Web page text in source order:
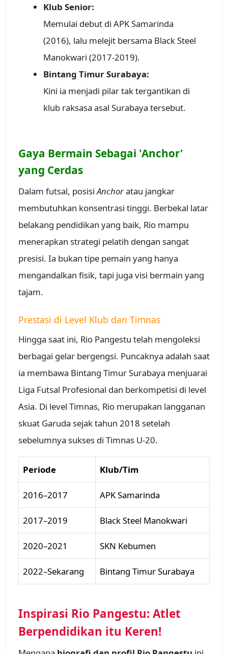
Klub Senior:
Memulai debut di APK Samarinda
(2016), lalu melejit bersama Black Steel
Manokwari (2017-2019).
Bintang Timur Surabaya:
Kini ia menjadi pilar tak tergantikan di
klub raksasa asal Surabaya tersebut.
Gaya Bermain Sebagai 'Anchor'
yang Cerdas
Dalam futsal, posisiAnchoratau jangkar
membutuhkan konsentrasi tinggi. Berbekal latar
belakang pendidikan yang baik, Rio mampu
menerapkan strategi pelatih dengan sangat
presisi. Ia bukan tipe pemain yang hanya
mengandalkan fisik, tapi juga visi bermain yang
tajam.
Prestasi di Level Klub dan Timnas
Hingga saat ini, Rio Pangestu telah mengoleksi
berbagai gelar bergengsi. Puncaknya adalah saat
ia membawa Bintang Timur Surabaya menjuarai
Liga Futsal Profesional dan berkompetisi di level
Asia. Di level Timnas, Rio merupakan langganan
skuat Garuda sejak tahun 2018 setelah
sebelumnya sukses di Timnas U-20.
Periode Klub/Tim
2016–2017 APK Samarinda
2017–2019 Black Steel Manokwari
2020–2021 SKN Kebumen
2022–Sekarang Bintang Timur Surabaya
Inspirasi Rio Pangestu: Atlet
Berpendidikan itu Keren!